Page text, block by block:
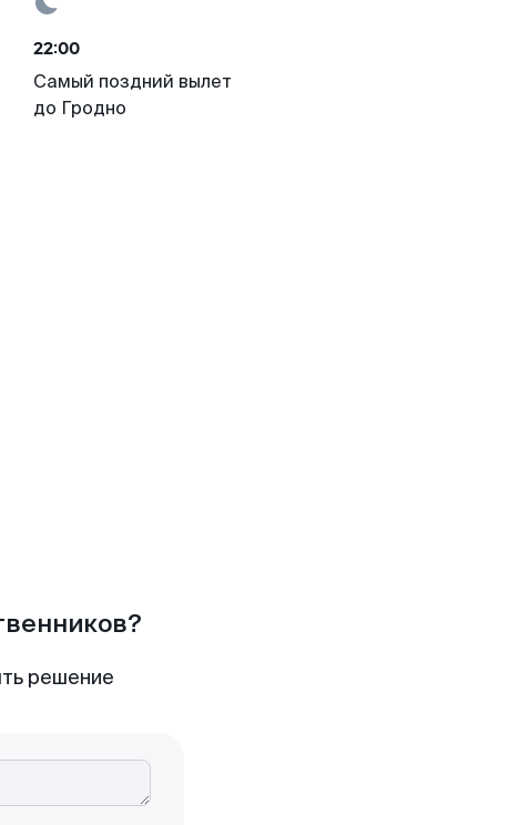
22:00
Самый поздний вылет
до Гродно
решение